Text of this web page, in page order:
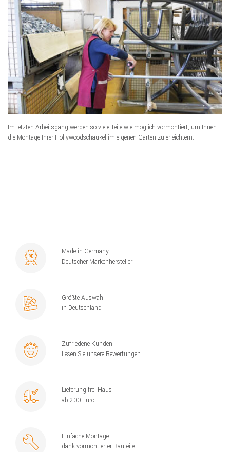
Im letzten Arbeitsgang werden so viele Teile wie möglich vormontiert, um Ihnen
die Montage Ihrer Hollywoodschaukel im eigenen Garten zu erleichtern.
Made in Germany
Deutscher Markenhersteller
Größte Auswahl
in Deutschland
Zufriedene Kunden
Lesen Sie unsere Bewertungen
Lieferung frei Haus
ab 200 Euro
Einfache Montage
dank vormontierter Bauteile